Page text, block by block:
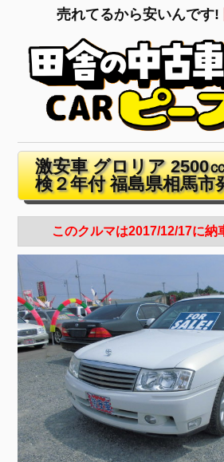
売れてるから安いんです!
激安車 グロリア 2500
検２年付 福島県相馬市
このクルマは2017/12/17に納